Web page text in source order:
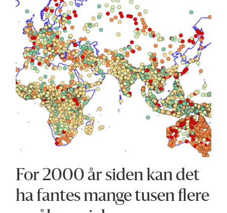
For 2000 år siden kan det
ha fantes mange tusen flere